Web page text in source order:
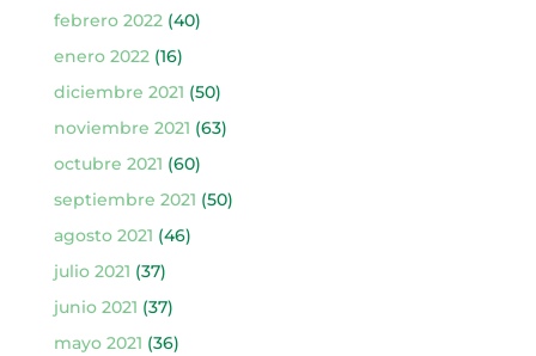
febrero 2022(40)
enero 2022(16)
diciembre 2021 (50)
noviembre 2021 (63)
octubre 2021 (60)
septiembre 2021 (50)
agosto 2021 (46)
julio 2021 (37)
junio 2021 (37)
mayo 2021 (36)